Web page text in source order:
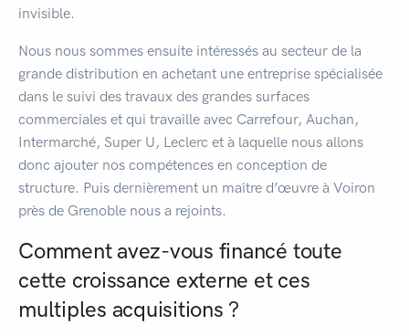
invisible.
Nous nous sommes ensuite intéressés au secteur de la
grande distribution en achetant une entreprise spécialisée
dans le suivi des travaux des grandes surfaces
commerciales et qui travaille avec Carrefour, Auchan,
Intermarché, Super U, Leclerc et à laquelle nous allons
donc ajouter nos compétences en conception de
structure. Puis dernièrement un maître d’œuvre à Voiron
près de Grenoble nous a rejoints.
Comment avez-vous financé toute
cette croissance externe et ces
multiples acquisitions ?